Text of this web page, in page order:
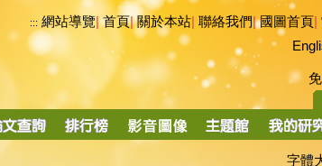
::: 網站導覽|首頁|關於本站 聯絡我們|國圖首頁
字體